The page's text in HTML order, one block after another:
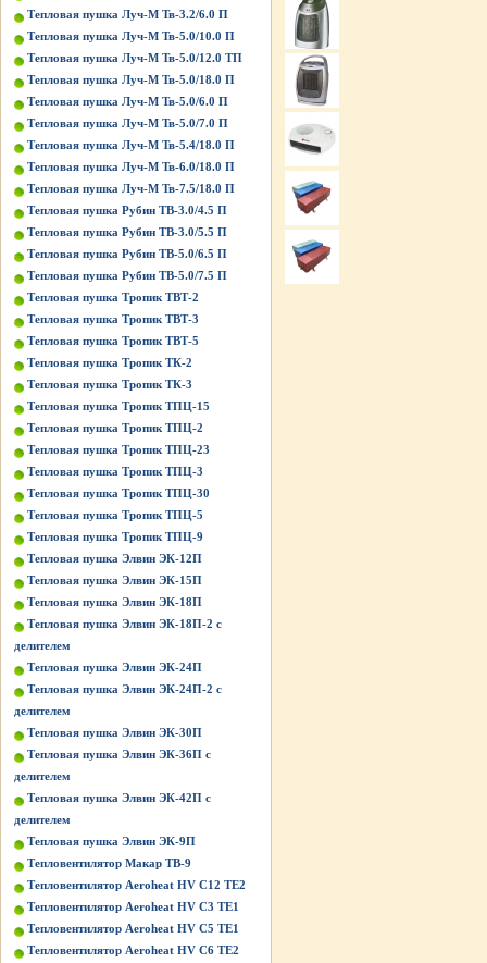
Тепловая пушка Луч-М Тв-3.2/6.0 П
Тепловая пушка Луч-М Тв-5.0/10.0 П
Тепловая пушка Луч-М Тв-5.0/12.0 ТП
Тепловая пушка Луч-М Тв-5.0/18.0 П
Тепловая пушка Луч-М Тв-5.0/6.0 П
Тепловая пушка Луч-М Тв-5.0/7.0 П
Тепловая пушка Луч-М Тв-5.4/18.0 П
Тепловая пушка Луч-М Тв-6.0/18.0 П
Тепловая пушка Луч-М Тв-7.5/18.0 П
Тепловая пушка Рубин ТВ-3.0/4.5 П
Тепловая пушка Рубин ТВ-3.0/5.5 П
Тепловая пушка Рубин ТВ-5.0/6.5 П
Тепловая пушка Рубин ТВ-5.0/7.5 П
Тепловая пушка Тропик ТВТ-2
Тепловая пушка Тропик ТВТ-3
Тепловая пушка Тропик ТВТ-5
Тепловая пушка Тропик ТК-2
Тепловая пушка Тропик ТК-3
Тепловая пушка Тропик ТПЦ-15
Тепловая пушка Тропик ТПЦ-2
Тепловая пушка Тропик ТПЦ-23
Тепловая пушка Тропик ТПЦ-3
Тепловая пушка Тропик ТПЦ-30
Тепловая пушка Тропик ТПЦ-5
Тепловая пушка Тропик ТПЦ-9
Тепловая пушка Элвин ЭК-12П
Тепловая пушка Элвин ЭК-15П
Тепловая пушка Элвин ЭК-18П
Тепловая пушка Элвин ЭК-18П-2 с
делителем
Тепловая пушка Элвин ЭК-24П
Тепловая пушка Элвин ЭК-24П-2 с
делителем
Тепловая пушка Элвин ЭК-30П
Тепловая пушка Элвин ЭК-36П с
делителем
Тепловая пушка Элвин ЭК-42П с
делителем
Тепловая пушка Элвин ЭК-9П
Тепловентилятор Макар ТВ-9
Тепловентилятор Aeroheat HV C12 TE2
Тепловентилятор Aeroheat HV C3 TE1
Тепловентилятор Aeroheat HV C5 TE1
Тепловентилятор Aeroheat HV C6 TE2